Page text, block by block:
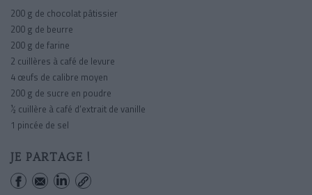
200 g de chocolat pâtissier
200 g de beurre
200 g de farine
2 cuillères à café de levure
4 œufs de calibre moyen
200 g de sucre en poudre
½ cuillère à café d’extrait de vanille
1 pincée de sel
JE PARTAGE !